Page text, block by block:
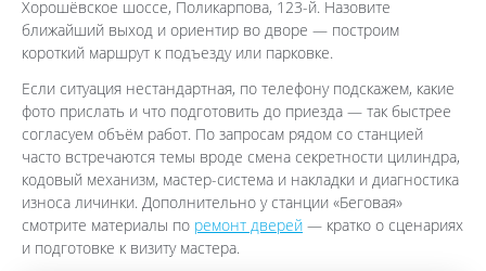
Хорошёвское шоссе, Поликарпова, 123-й. Назовите
ближайший выход и ориентир во дворе — построим
короткий маршрут к подъезду или парковке.
Если ситуация нестандартная, по телефону подскажем, какие
фото прислать и что подготовить до приезда — так быстрее
согласуем объём работ. По запросам рядом со станцией
часто встречаются темы вроде смена секретности цилиндра,
кодовый механизм, мастер-система и накладки и диагностика
износа личинки. Дополнительно у станции «Беговая»
смотрите материалы по ремонт дверей — кратко о сценариях
и подготовке к визиту мастера.